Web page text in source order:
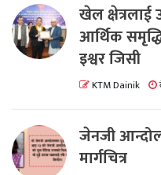
खेल क्षेत्रलाई
आर्थिक
इश्वर जिसी
KTM Dainik
जेनजी
मार्गचित्र